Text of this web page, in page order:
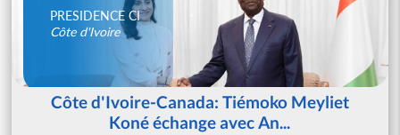
PRESIDENCE CI
Côte d'Ivoire
Côte d'Ivoire-Canada: Tiémoko Meyliet
Koné échange avec An...